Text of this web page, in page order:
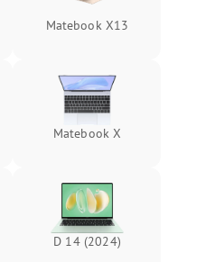
Matebook X13
Matebook X
D 14 (2024)